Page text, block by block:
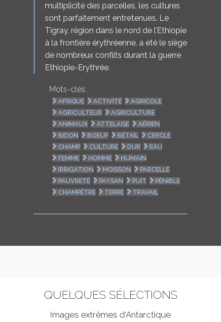
multiplicité des parcelles, les cultures
sont parfaitement entretenues. Le
Tigray, région dans le nord de l’Ethiopie
à la frontière érythréenne, a été le siège
de nombreux conflits durant la guerre
Ethiopie-Erythrée.
Mots-clés :
AFRIQUE ACTIVITÉ
AGRICOLE
AGRICULTEUR
AGRICULTURE
ANIMAUX
ATTELAGE
AÉRIEN
BIDON
BOEUF BÉTAIL
CERCLE
CHAMP
CULTURE DUR
EAU
FEMME
HOMME
HUMAIN
IRRIGATION
MOISSON
PARCELLE
PAUVRETÉ
PAYSAN PUIT
PÉNIBLE
CHAMPÊTRE
TERRE TRAVAIL
QUELQUES SÉLECTIONS
Images extrêmes d'Antarctique